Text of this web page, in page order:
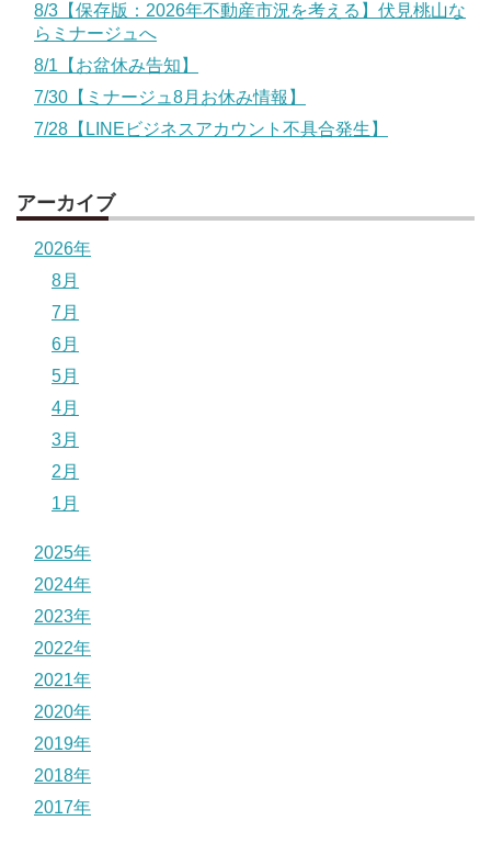
8/3【保存版：2026年不動産市況を考える】伏見桃山な
らミナージュへ
8/1【お盆休み告知】
7/30【ミナージュ8月お休み情報】
7/28【LINEビジネスアカウント不具合発生】
アーカイブ
2026年
8月
7月
6月
5月
4月
3月
2月
1月
2025年
2024年
2023年
2022年
2021年
2020年
2019年
2018年
2017年